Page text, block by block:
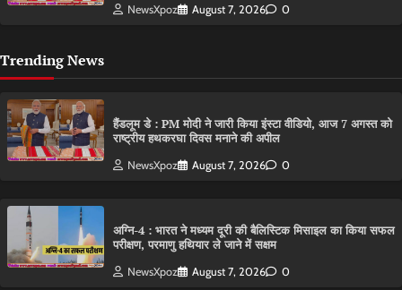
NewsXpoz August 7, 2026 0
Trending News
हैंडलूम डे : PM मोदी ने जारी किया इंस्टा वीडियो, आज 7 अगस्त को
राष्ट्रीय हथकरघा दिवस मनाने की अपील
NewsXpoz August 7, 2026 0
अग्नि-4 : भारत ने मध्यम दूरी की बैलिस्टिक मिसाइल का किया सफल
परीक्षण, परमाणु हथियार ले जाने में सक्षम
NewsXpoz August 7, 2026 0